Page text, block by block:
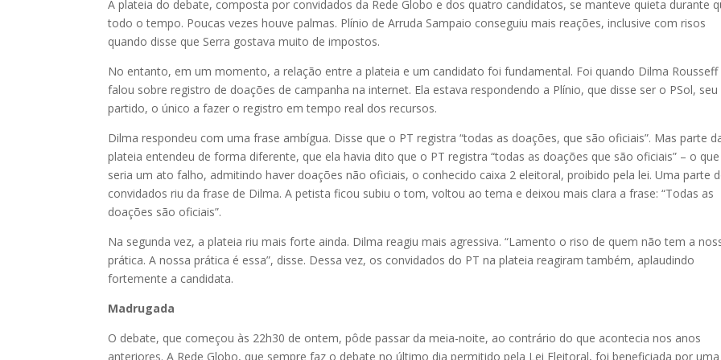
A plateia do debate, composta por convidados da Rede Globo e dos quatro candidatos, se manteve quieta durante
todo o tempo. Poucas vezes houve palmas. Plínio de Arruda Sampaio conseguiu mais reações, inclusive com risos
quando disse que Serra gostava muito de impostos.
No entanto, em um momento, a relação entre a plateia e um candidato foi fundamental. Foi quando Dilma Rousseff
falou sobre registro de doações de campanha na internet. Ela estava respondendo a Plínio, que disse ser o PSol, seu
partido, o único a fazer o registro em tempo real dos recursos.
Dilma respondeu com uma frase ambígua. Disse que o PT registra “todas as doações, que são oficiais”. Mas parte
plateia entendeu de forma diferente, que ela havia dito que o PT registra “todas as doações que são oficiais” – o que
seria um ato falho, admitindo haver doações não oficiais, o conhecido caixa 2 eleitoral, proibido pela lei. Uma parte
convidados riu da frase de Dilma. A petista ficou subiu o tom, voltou ao tema e deixou mais clara a frase: “Todas as
doações são oficiais”.
Na segunda vez, a plateia riu mais forte ainda. Dilma reagiu mais agressiva. “Lamento o riso de quem não tem a
prática. A nossa prática é essa”, disse. Dessa vez, os convidados do PT na plateia reagiram também, aplaudindo
fortemente a candidata.
Madrugada
O debate, que começou às 22h30 de ontem, pôde passar da meia-noite, ao contrário do que acontecia nos anos
anteriores. A Rede Globo, que sempre faz o debate no último dia permitido pela Lei Eleitoral, foi beneficiada por uma